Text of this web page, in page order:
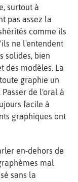
surtout à
pas assez la
comme ils
ne l'entendent
solides, bien
des modèles. La
graphie un
de l'oral à
facile à
graphiques ont
en-dehors de
mal
sans la